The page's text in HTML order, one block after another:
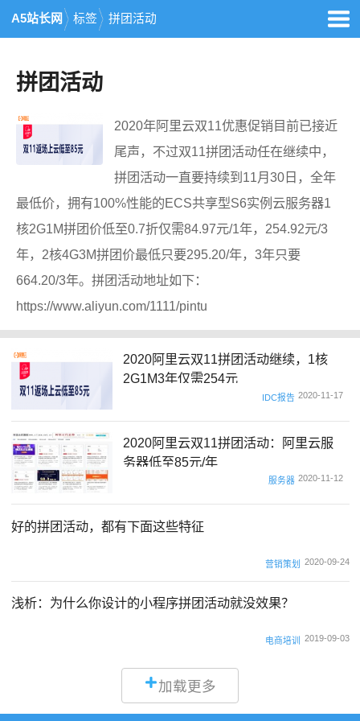
A5站长网 标签 拼团活动
拼团活动
2020年阿里云双11优惠促销目前已接近
尾声，不过双11拼团活动任在继续中，
拼团活动一直要持续到11月30日，全年
最低价，拥有100%性能的ECS共享型S6实例云服务器1
核2G1M拼团价低至0.7折仅需84.97元/1年，254.92元/3
年，2核4G3M拼团价最低只要295.20/年，3年只要
664.20/3年。拼团活动地址如下：
https://www.aliyun.com/1111/pintu
2020阿里云双11拼团活动继续，1核
2G1M3年仅需254元
IDC报告 2020-11-17
2020阿里云双11拼团活动：阿里云服
务器低至85元/年
服务器 2020-11-12
好的拼团活动，都有下面这些特征
营销策划 2020-09-24
浅析：为什么你设计的小程序拼团活动就没效果？
电商培训 2019-09-03
加载更多